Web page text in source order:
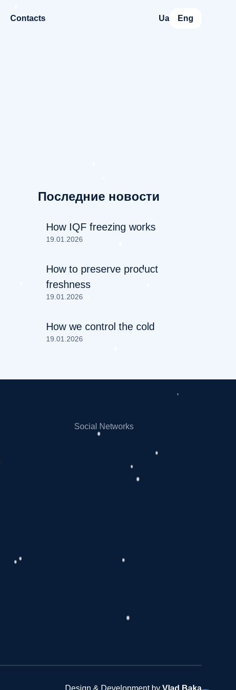
Contacts Ua Eng
Последние новости
How IQF freezing works
19.01.2026
How to preserve product
freshness
19.01.2026
How we control the cold
19.01.2026
Social Networks
Design & Development by Vlad Baka